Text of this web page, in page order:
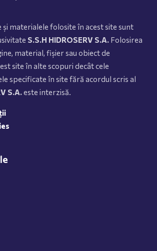
materialele folosite în acest site sunt
S.S.H HIDROSERV S.A. Folosirea
material, fișier sau obiect de
site în alte scopuri decât cele
specificate în site fără acordul scris al
S.A. este interzisă.